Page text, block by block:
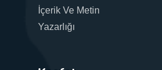
İçerik Ve Metin
Yazarlığı